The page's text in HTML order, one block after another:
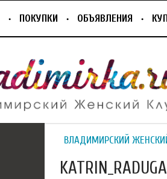
ПОКУПКИ ОБЪЯВЛЕНИЯ
ВЛАДИМИРСКИЙ
KATRIN_RADUGA